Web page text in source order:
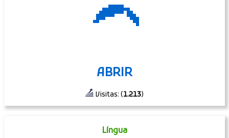
🦱
ABRIR
Visitas: (1.213)
Língua